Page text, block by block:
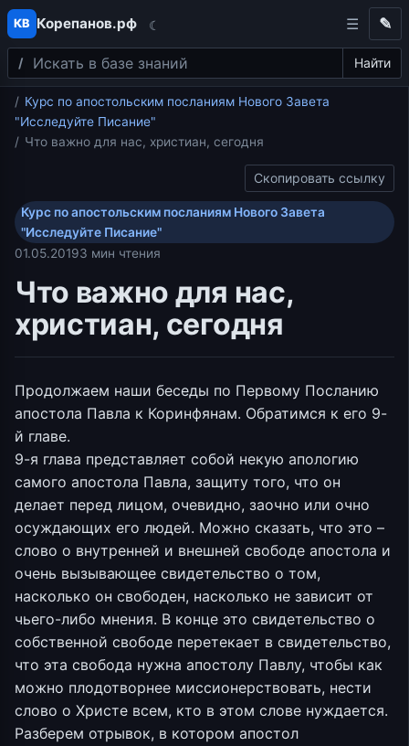
Перейти к содержимому
КВ Корепанов.рф ☾
Поиск Найти
✎
Главная
Курс по апостольским посланиям Нового Завета
"Исследуйте Писание"
Что важно для нас, христиан, сегодня
Скопировать ссылку
Курс по апостольским посланиям Нового Завета
"Исследуйте Писание"
01.05.20193 мин чтения
Что важно для нас,
христиан, сегодня
Продолжаем наши беседы по Первому Посланию
апостола Павла к Коринфянам. Обратимся к его 9-
й главе.
9-я глава представляет собой некую апологию
самого апостола Павла, защиту того, что он
делает перед лицом, очевидно, заочно или очно
осуждающих его людей. Можно сказать, что это –
слово о внутренней и внешней свободе апостола и
очень вызывающее свидетельство о том,
насколько он свободен, насколько не зависит от
чьего-либо мнения. В конце это свидетельство о
собственной свободе перетекает в свидетельство,
что эта свобода нужна апостолу Павлу, чтобы как
можно плодотворнее миссионерствовать, нести
слово о Христе всем, кто в этом слове нуждается.
Разберем отрывок, в котором апостол